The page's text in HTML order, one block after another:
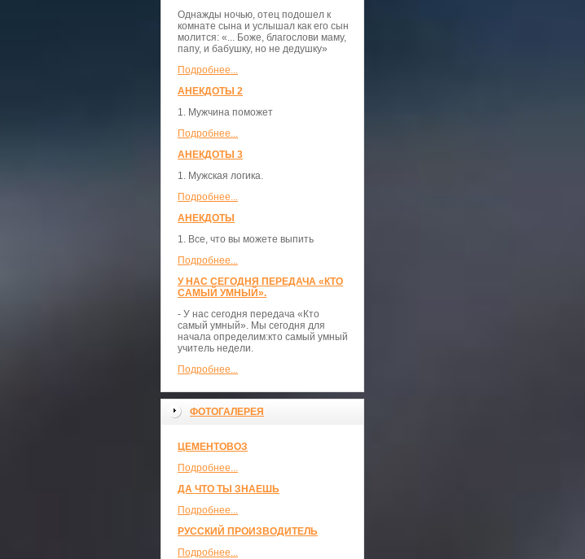
Однажды ночью, отец подошел к
комнате сына и услышал как его сын
молится: «... Боже, благослови маму,
папу, и бабушку, но не дедушку»
Подробнее...
АНЕКДОТЫ 2
1. Мужчина поможет
Подробнее...
АНЕКДОТЫ 3
1. Мужская логика.
Подробнее...
АНЕКДОТЫ
1. Все, что вы можете выпить
Подробнее...
У НАС СЕГОДНЯ ПЕРЕДАЧА «КТО
САМЫЙ УМНЫЙ».
- У нас сегодня передача «Кто
самый умный». Мы сегодня для
начала определим:кто самый умный
учитель недели.
Подробнее...
ФОТОГАЛЕРЕЯ
ЦЕМЕНТОВОЗ
Подробнее...
ДА ЧТО ТЫ ЗНАЕШЬ
Подробнее...
РУССКИЙ ПРОИЗВОДИТЕЛЬ
Подробнее...